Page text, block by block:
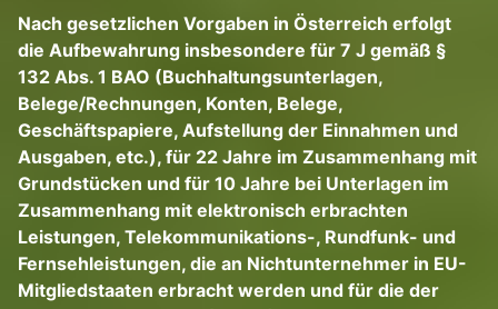
Nach gesetzlichen Vorgaben in Österreich erfolgt
die Aufbewahrung insbesondere für 7 J gemäß §
132 Abs. 1 BAO (Buchhaltungsunterlagen,
Belege/Rechnungen, Konten, Belege,
Geschäftspapiere, Aufstellung der Einnahmen und
Ausgaben, etc.), für 22 Jahre im Zusammenhang mit
Grundstücken und für 10 Jahre bei Unterlagen im
Zusammenhang mit elektronisch erbrachten
Leistungen, Telekommunikations-, Rundfunk- und
Fernsehleistungen, die an Nichtunternehmer in EU-
Mitgliedstaaten erbracht werden und für die der